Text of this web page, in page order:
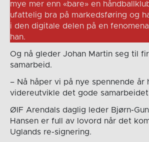
mye mer enn «bare» en
ufattelig bra på markedsføring og
i den digitale delen på en
han.
Og nå gleder Johan Martin seg til
samarbeid.
– Nå håper vi på nye spennende år
videreutvikle det gode
ØIF Arendals daglig leder Bjørn-
Hansen er full av lovord når det
Uglands re-signering.